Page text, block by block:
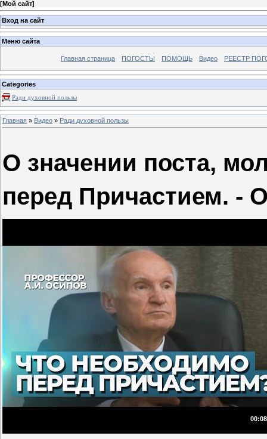
[Мой сайт]
Вход на сайт
Меню сайта
Главная страница ПОГОСТЫ ПОМОЩЬ Видео РЕЕСТР
Categories
Ради духовной пользы
Главная » Видео » Ради духовной пользы
О значении поста,
перед Причастием. -